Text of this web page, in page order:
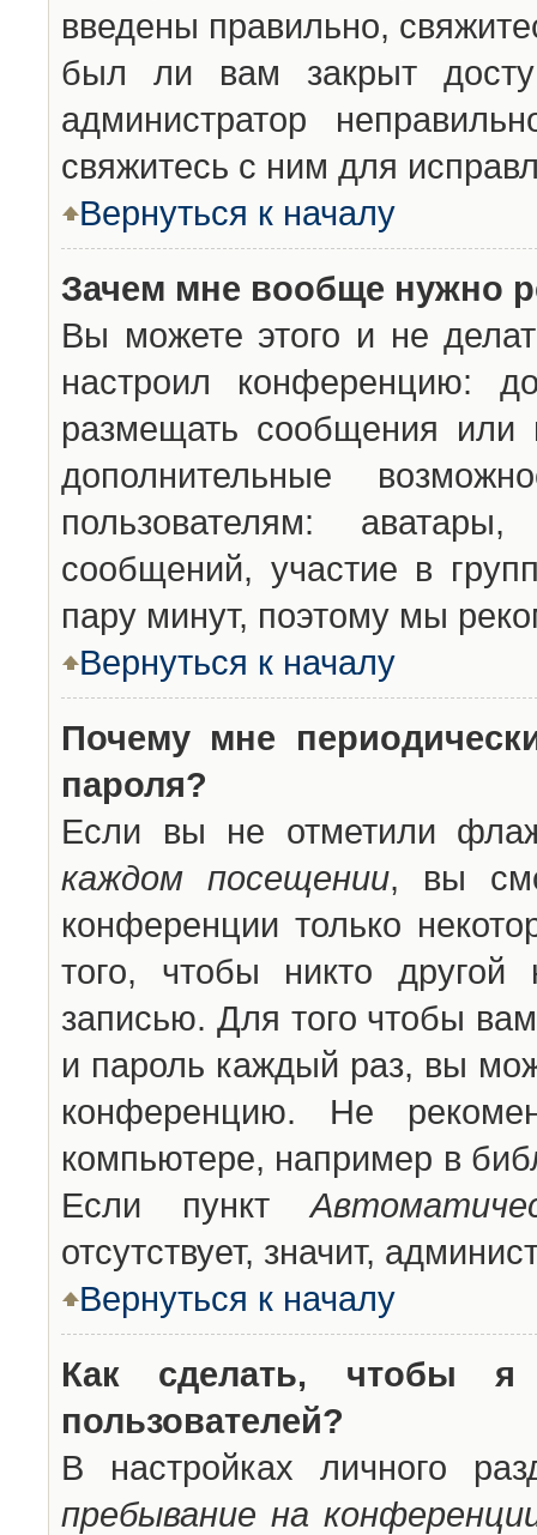
введены правильно,
был ли вам закрыт
администратор
свяжитесь с ним для
Вернуться к началу
Зачем мне вообще нужно
Вы можете этого и не
настроил конференцию:
размещать сообщения или
дополнительные
пользователям:
сообщений, участие в
пару минут, поэтому мы
Вернуться к началу
Почему мне
пароля?
Если вы не отметили
каждом посещении, вы
конференции только
того, чтобы никто другой
записью. Для того чтобы
и пароль каждый раз, вы
конференцию. Не
компьютере, например в
Если пункт
отсутствует, значит,
Вернуться к началу
Как сделать, чтобы
пользователей?
В настройках личного
пребывание на